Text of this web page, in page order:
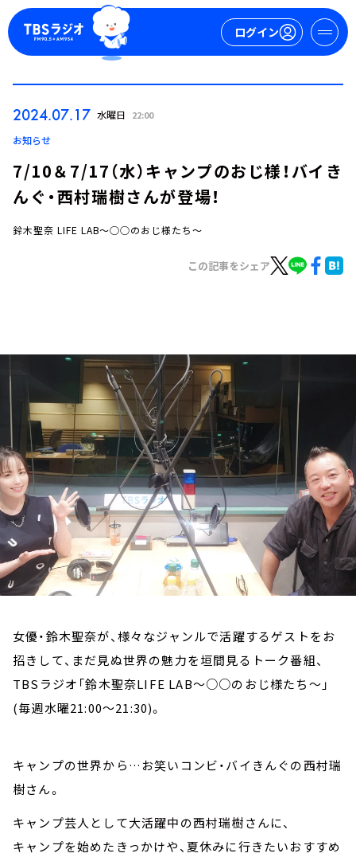
ログイン
お知らせ
イベント・グッズ
YouTube
会社情報
2024.07.17 水曜日 22:00
お知らせ
7/10＆7/17（水）キャンプのおじ様！バイき
んぐ・西村瑞樹さんが登場！
鈴木聖奈 LIFE LAB～○○のおじ様たち～
この記事をシェア
女優・鈴木聖奈が、様々なジャンルで活躍するゲストをお
招きして、まだ見ぬ世界の魅力を垣間見るトーク番組、
TBSラジオ「鈴木聖奈LIFE LAB～○○のおじ様たち～」
(毎週水曜21:00～21:30)。
キャンプの世界から…お笑いコンビ・バイきんぐの西村瑞
樹さん。
キャンプ芸人として大活躍中の西村瑞樹さんに、
キャンプを始めたきっかけや、夏休みに行きたいおすすめ